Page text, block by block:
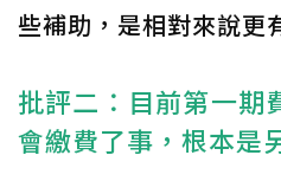
些補助，是相對來說更
批評二：目前第一期
會繳費了事，根本是